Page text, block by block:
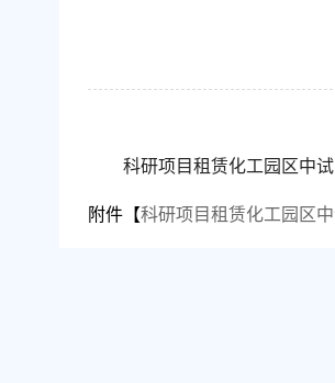
科研项目租赁化工园区中
附件【科研项目租赁化工园区